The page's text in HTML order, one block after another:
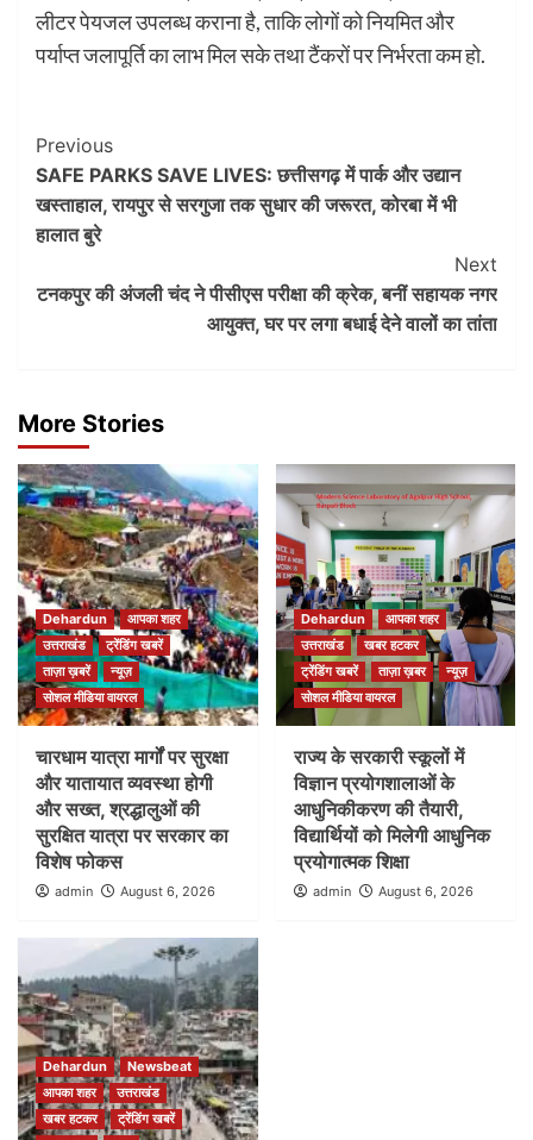
लीटर पेयजल उपलब्ध कराना है, ताकि लोगों को नियमित और
पर्याप्त जलापूर्ति का लाभ मिल सके तथा टैंकरों पर निर्भरता कम हो.
Post
Navigation
Previous
SAFE PARKS SAVE LIVES: छत्तीसगढ़ में पार्क और उद्यान
खस्ताहाल, रायपुर से सरगुजा तक सुधार की जरूरत, कोरबा में भी
हालात बुरे
Next
टनकपुर की अंजली चंद ने पीसीएस परीक्षा की क्रेक, बनीं सहायक नगर
आयुक्त, घर पर लगा बधाई देने वालों का तांता
More Stories
Dehardun
आपका शहर
उत्तराखंड
ट्रेंडिंग खबरें
ताज़ा ख़बरें
न्यूज़
सोशल मीडिया वायरल
चारधाम यात्रा मार्गों पर सुरक्षा
और यातायात व्यवस्था होगी
और सख्त, श्रद्धालुओं की
सुरक्षित यात्रा पर सरकार का
विशेष फोकस
admin August 6, 2026
Dehardun
आपका शहर
उत्तराखंड
खबर हटकर
ट्रेंडिंग खबरें
ताज़ा ख़बर
न्यूज़
सोशल मीडिया वायरल
राज्य के सरकारी स्कूलों में
विज्ञान प्रयोगशालाओं के
आधुनिकीकरण की तैयारी,
विद्यार्थियों को मिलेगी आधुनिक
प्रयोगात्मक शिक्षा
admin August 6, 2026
Dehardun
Newsbeat
आपका शहर
उत्तराखंड
खबर हटकर
ट्रेंडिंग खबरें